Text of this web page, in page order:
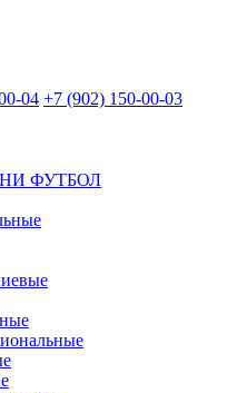
04 +7 (902) 150-00-03
ФУТБОЛ